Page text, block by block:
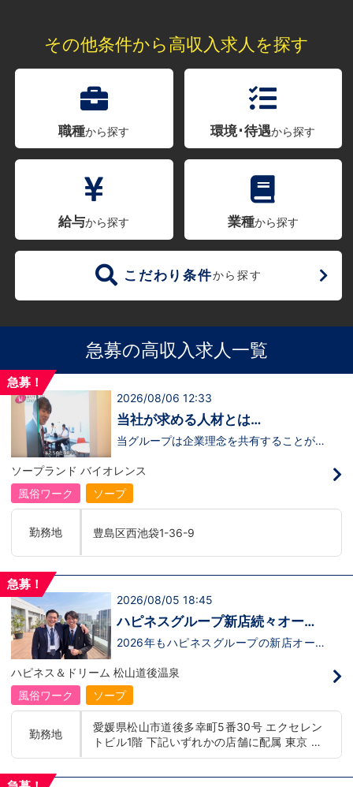
その他条件から高収入求人を探す
職種から探す 環境･待遇から探す
給与から探す 業種から探す
こだわり条件から探す
急募の高収入求人一覧
急募！
2026/08/06 12:33
当社が求める人材とは…
当グループは企業理念を共有することがで
神】を持っている方を求めています。さら
に！『ハピネスグループは、店舗数が増え
ます！！』つまり…【店長/幹部】の空き
枠があるってことです。実際に働いてみ
職者になれない(´;ω;｀)なんて経験はあり
ませんか？？当グループは年功序列ではな
く実力主義です。頑張り次第でいくらでも
のある方には必要な席をしっかりご用意で
入社後、最短で8ヶ月で店長になった先輩
もいます。その先輩のあとにアナタも続き
ませんか！？勿論、男性だけではなく女性
も活躍中。ハピネスグループ初の女性店長
イトレジャー業界だからといって一般大手
企業様に引けを取らない体制で取り組んで
いる会社です。そのため、誰もが安心して
入社・勤務のできる環境なのです。それで
ャルサイトをご覧下さい。
【https://happiness-group.biz/】※お手
数ですがコピー＆ペーストしてURLを開い
他社と比較検討中など。そのような時は1
ソープランド バイオレンス
風俗ワーク
ソープ
勤務地 豊島区西池袋1-36-9
急募！
2026/08/05 18:45
ハピネスグループ新店続々オープ
ン決定！
2026年もハピネスグループの新店オープ
てみませんか？いままでの職歴も学歴も一
切関係ありません。頑張り次第で20代で
年収1000万円も夢じゃないんです！一般
職からの転職や、女性からのご応募大歓
ッフ一人ひとりが働きやすい環境のお店で
す。現在多くの女性スタッフが勤務してお
ります。業界経験のある方もない方もご応
新人キャストさんにお仕事を教えるアドバ
ハピネス＆ドリーム 松山道後温泉
風俗ワーク
ソープ
勤務地
愛媛県松山市道後多幸町5番30号 エクセレン
トビル1階 下記いずれかの店舗に配属 東京 五
反田：五反田駅から徒歩2分 池袋：池袋駅西